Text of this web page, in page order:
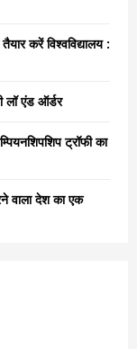
C
करें विश्वविद्यालय :
लॉ एंड ऑर्डर
ट्रॉफी का
वाला देश का एक